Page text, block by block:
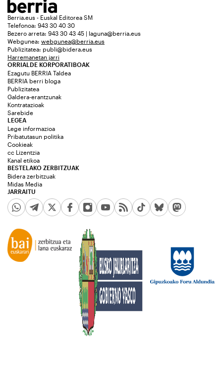
Berria.eus - Euskal Editorea SM
Telefonoa: 943 30 40 30
Bezero arreta: 943 30 43 45 | laguna@berria.eus
Webgunea: webgunea@berria.eus
Publizitatea: publi@bidera.eus
Harremanetan jarri
ORRIALDE KORPORATIBOAK
Ezagutu BERRIA Taldea
BERRIA berri bloga
Publizitatea
Galdera-erantzunak
Kontratazioak
Sarebide
JARRAITU
LEGEA
Lege informazioa
Pribatutasun politika
Cookieak
cc Lizentzia
Kanal etikoa
BESTELAKO ZERBITZUAK
Bidera zerbitzuak
Midas Media